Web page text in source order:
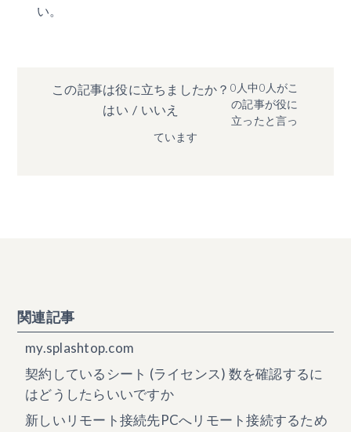
い。
この記事は役に立ちましたか？
はい / いいえ
0人中0人がこ
の記事が役に
立ったと言っ
ています
関連記事
my.splashtop.com
契約しているシート (ライセンス) 数を確認するに
はどうしたらいいですか
新しいリモート接続先PCへリモート接続するため